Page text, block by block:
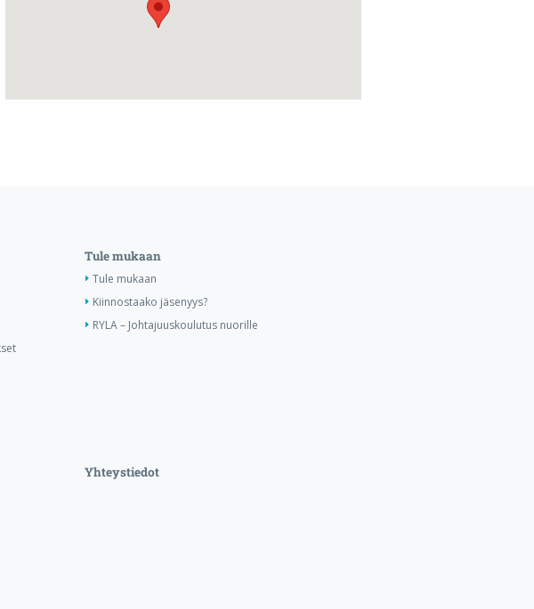
Tule mukaan
Tule mukaan
Kiinnostaako jäsenyys?
RYLA – Johtajuuskoulutus nuorille
Yhteystiedot